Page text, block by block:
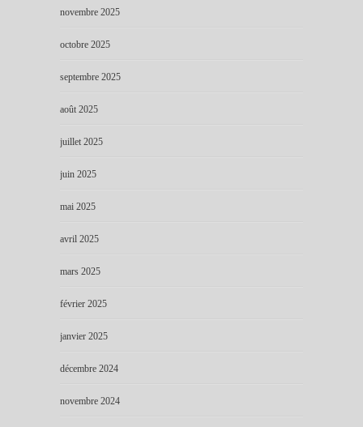
novembre 2025
octobre 2025
septembre 2025
août 2025
juillet 2025
juin 2025
mai 2025
avril 2025
mars 2025
février 2025
janvier 2025
décembre 2024
novembre 2024